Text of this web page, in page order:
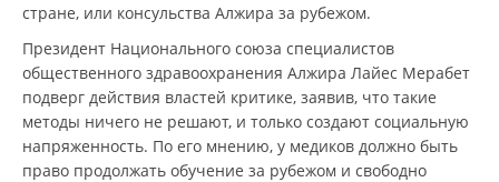
стране, или консульства Алжира за рубежом.
Президент Национального союза специалистов
общественного здравоохранения Алжира Лайес Мерабет
подверг действия властей критике, заявив, что такие
методы ничего не решают, и только создают социальную
напряженность. По его мнению, у медиков должно быть
право продолжать обучение за рубежом и свободно